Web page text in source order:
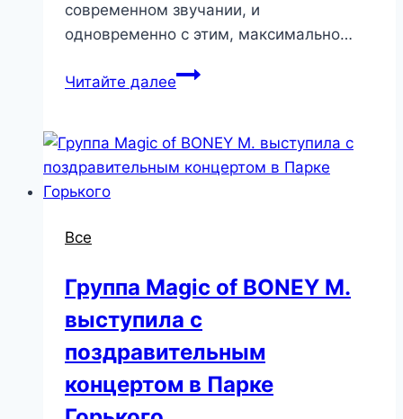
современном звучании, и
одновременно с этим, максимально…
Читайте далее
Все
Группа Magic of BONEY M.
выступила c
поздравительным
концертом в Парке